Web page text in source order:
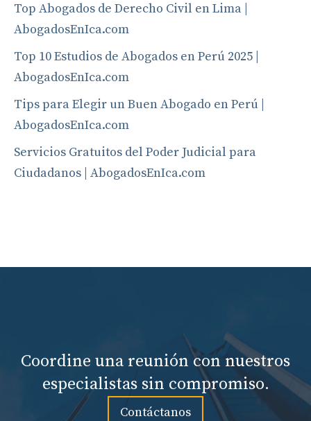
Top Abogados de Derecho Civil en Lima |
AbogadosEnIca.com
Top 10 Estudios de Abogados en Perú 2025 |
AbogadosEnIca.com
Tips para Elegir un Buen Abogado en Perú |
AbogadosEnIca.com
Servicios Gratuitos del Poder Judicial para
Ciudadanos | AbogadosEnIca.com
Coordine una reunión con nuestros
especialistas sin compromiso.
Contáctanos